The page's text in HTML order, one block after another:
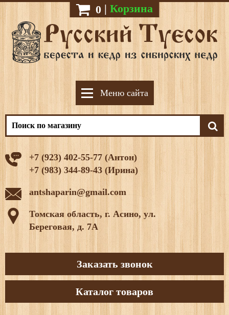
0 | Корзина
Меню сайта
+7 (923) 402-55-77 (Антон)
+7 (983) 344-89-43 (Ирина)
antshaparin@gmail.com
Томская область, г. Асино, ул.
Береговая, д. 7А
Заказать звонок
Каталог товаров